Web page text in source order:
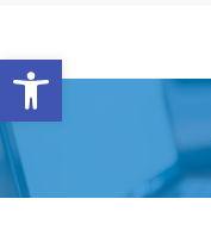
Barra de Ferramentas Aberta